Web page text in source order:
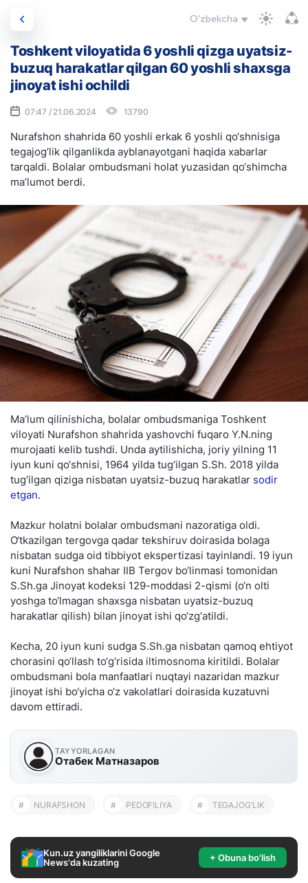
O'zbekcha
Toshkent viloyatida 6 yoshli qizga uyatsiz-
buzuq harakatlar qilgan 60 yoshli shaxsga
jinoyat ishi ochildi
07:47 / 21.06.2024 13790
Nurafshon shahrida 60 yoshli erkak 6 yoshli qo‘shnisiga
tegajog‘lik qilganlikda ayblanayotgani haqida xabarlar
tarqaldi. Bolalar ombudsmani holat yuzasidan qo‘shimcha
ma’lumot berdi.
Ma’lum qilinishicha, bolalar ombudsmaniga Toshkent
viloyati Nurafshon shahrida yashovchi fuqaro Y.N.ning
murojaati kelib tushdi. Unda aytilishicha, joriy yilning 11
iyun kuni qo‘shnisi, 1964 yilda tug‘ilgan S.Sh. 2018 yilda
tug‘ilgan qiziga nisbatan uyatsiz-buzuq harakatlar sodir
etgan.
Mazkur holatni bolalar ombudsmani nazoratiga oldi.
O‘tkazilgan tergovga qadar tekshiruv doirasida bolaga
nisbatan sudga oid tibbiyot ekspertizasi tayinlandi. 19 iyun
kuni Nurafshon shahar IIB Tergov bo‘linmasi tomonidan
S.Sh.ga Jinoyat kodeksi 129-moddasi 2-qismi (o‘n olti
yoshga to‘lmagan shaxsga nisbatan uyatsiz-buzuq
harakatlar qilish) bilan jinoyat ishi qo‘zg‘atildi.
Kecha, 20 iyun kuni sudga S.Sh.ga nisbatan qamoq ehtiyot
chorasini qo‘llash to‘g‘risida iltimosnoma kiritildi. Bolalar
ombudsmani bola manfaatlari nuqtayi nazaridan mazkur
jinoyat ishi bo‘yicha o‘z vakolatlari doirasida kuzatuvni
davom ettiradi.
TAYYORLAGAN
Отабек Матназаров
# NURAFSHON # PEDOFILIYA # TEGAJOG‘LIK
Kun.uz yangiliklarini Google
News'da kuzating
+ Obuna bo'lish